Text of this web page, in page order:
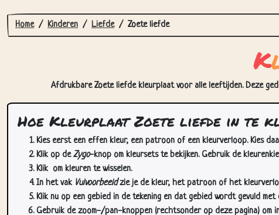
Home Kinderen Liefde Zoete liefde
K
Afdrukbare Zoete liefde kleurplaat voor alle leeftijden. Deze
Hoe Kleurplaat Zoete liefde in te
Kies eerst een effen kleur, een patroon of een kleurverloop. Kies
Klik op deZygo-knop om kleursets te bekijken. Gebruik de
Klik om kleuren te wisselen.
In het vak Vulvoorbeeldzie je de kleur, het patroon of het
Klik nu op een gebied in de tekening en dat gebied wordt gevuld
Gebruik de zoom-/pan-knoppen (rechtsonder op deze pagina) om